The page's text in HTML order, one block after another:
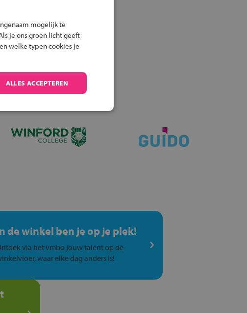
bij
de winkel ben je op je plek!
via het vmbo jouw talent op de
waar elke dag anders is!
mogelijk te
je ons groen licht geeft
welke typen cookies je
ALLES ACCEPTEREN